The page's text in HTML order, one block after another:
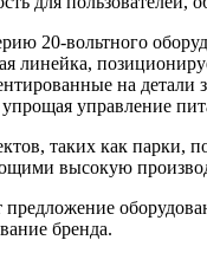
20-вольтного
линейка,
на детали
управление
таких как парки,
высокую
бренда.